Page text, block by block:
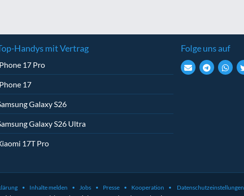
Handys mit Vertrag
17 Pro
17
Galaxy S26
Galaxy S26 Ultra
17T Pro
Folge uns auf
Inhalte melden Jobs Presse Kooperation
Datenschutzeinstellungen